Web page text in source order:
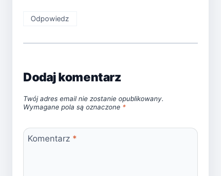
Odpowiedz
Dodaj komentarz
Twój adres email nie zostanie opublikowany.
Wymagane pola są oznaczone *
Komentarz *